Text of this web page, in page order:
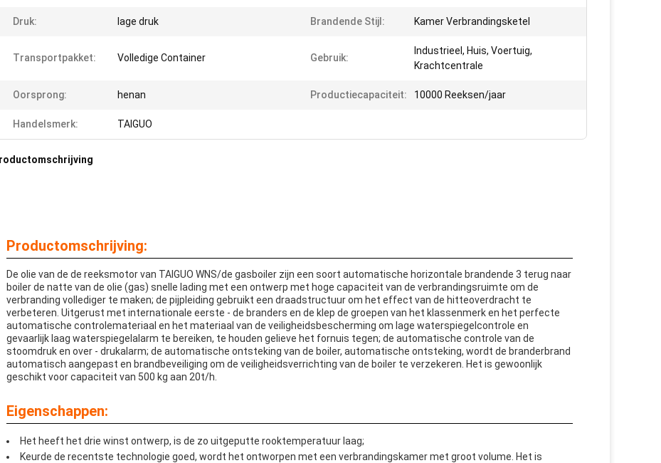
Druk: lage druk Brandende Stijl: Kamer Verbrandingsketel
Transportpakket: Volledige Container Gebruik:
Industrieel, Huis, Voertuig,
Krachtcentrale
Oorsprong: henan Productiecapaciteit: 10000 Reeksen/jaar
Handelsmerk: TAIGUO
Productomschrijving:
De olie van de de reeksmotor van TAIGUO WNS/de gasboiler zijn een soort automatische horizontale brandende 3 terug naar
boiler de natte van de olie (gas) snelle lading met een ontwerp met hoge capaciteit van de verbrandingsruimte om de
verbranding vollediger te maken; de pijpleiding gebruikt een draadstructuur om het effect van de hitteoverdracht te
verbeteren. Uitgerust met internationale eerste - de branders en de klep de groepen van het klassenmerk en het perfecte
automatische controlemateriaal en het materiaal van de veiligheidsbescherming om lage waterspiegelcontrole en
gevaarlijk laag waterspiegelalarm te bereiken, te houden gelieve het fornuis tegen; de automatische controle van de
stoomdruk en over - drukalarm; de automatische ontsteking van de boiler, automatische ontsteking, wordt de branderbrand
automatisch aangepast en brandbeveiliging om de veiligheidsverrichting van de boiler te verzekeren. Het is gewoonlijk
geschikt voor capaciteit van 500 kg aan 20t/h.
Eigenschappen:
Het heeft het drie winst ontwerp, is de zo uitgeputte rooktemperatuur laag;
Keurde de recentste technologie goed, wordt het ontworpen met een verbrandingskamer met groot volume. Het is